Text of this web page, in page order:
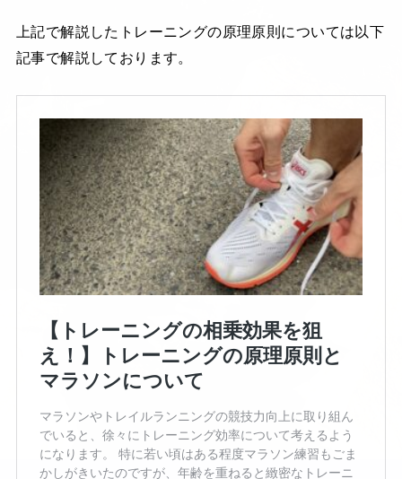
上記で解説したトレーニングの原理原則については以下
記事で解説しております。